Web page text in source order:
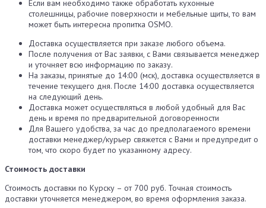
Если вам необходимо также обработать кухонные
столешницы, рабочие поверхности и мебельные щиты, то вам
может быть интересна пропитка OSMO.
Доставка осуществляется при заказе любого объема.
После получения от Вас заявки, с Вами связывается менеджер
и уточняет всю информацию по заказу.
На заказы, принятые до 14:00 (мск), доставка осуществляется в
течение текущего дня. После 14:00 доставка осуществляется
на следующий день.
Доставка может осуществляться в любой удобный для Вас
день и время по предварительной договоренности
Для Вашего удобства, за час до предполагаемого времени
доставки менеджер/курьер свяжется с Вами и предупредит о
том, что скоро будет по указанному адресу.
Стоимость доставки
Стоимость доставки по Курску – от 700 руб. Точная стоимость
доставки уточняется менеджером, во время оформления заказа.